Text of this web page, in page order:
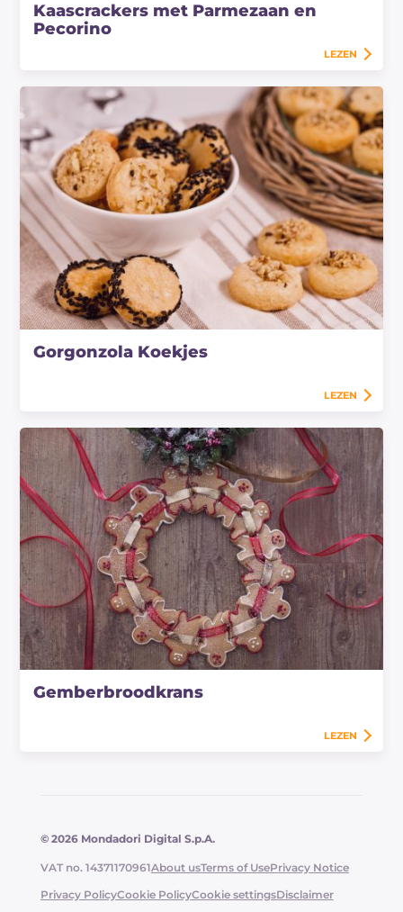
Kaascrackers met Parmezaan en
Pecorino
LEZEN
Gorgonzola Koekjes
LEZEN
Gemberbroodkrans
LEZEN
© 2026 Mondadori Digital S.p.A.
VAT no. 14371170961About usTerms of UsePrivacy Notice
Privacy PolicyCookie PolicyCookie settingsDisclaimer